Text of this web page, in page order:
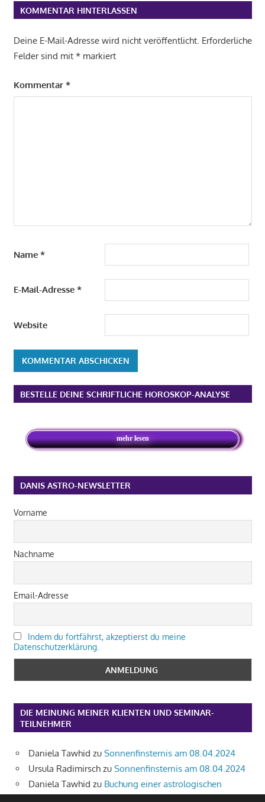
KOMMENTAR HINTERLASSEN
Deine E-Mail-Adresse wird nicht veröffentlicht. Erforderliche
Felder sind mit *markiert
Kommentar *
Name *
E-Mail-Adresse *
Website
Alternative:
BESTELLE DEINE SCHRIFTLICHE HOROSKOP-ANALYSE
mehr lesen
DANIS ASTRO-NEWSLETTER
Vorname
Nachname
Email-Adresse
Indem du fortfährst, akzeptierst du meine
Datenschutzerklärung.
DIE MEINUNG MEINER KLIENTEN UND SEMINAR-
TEILNEHMER
Daniela Tawhid zu Sonnenfinsternis am 08.04.2024
Ursula Radimirsch zu Sonnenfinsternis am 08.04.2024
Daniela Tawhid zu Buchung einer astrologischen